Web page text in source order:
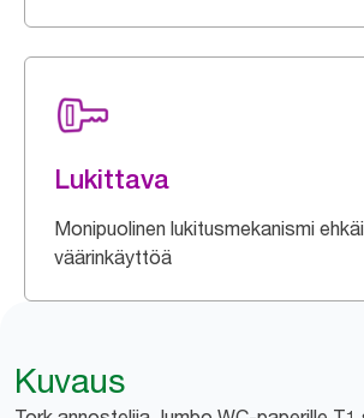
Lukittava
Monipuolinen lukitusmekanismi
väärinkäyttöä
Kuvaus